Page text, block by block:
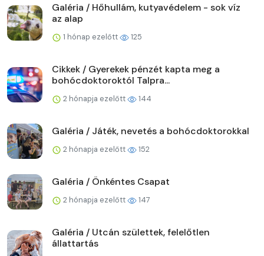
Galéria / Hőhullám, kutyavédelem - sok víz
az alap
1 hónap ezelőtt 125
Cikkek / Gyerekek pénzét kapta meg a
bohócdoktoroktól Talpra...
2 hónapja ezelőtt 144
Galéria / Játék, nevetés a bohócdoktorokkal
2 hónapja ezelőtt 152
Galéria / Önkéntes Csapat
2 hónapja ezelőtt 147
Galéria / Utcán születtek, felelőtlen
állattartás